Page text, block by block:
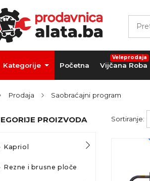
Kategorije Početna Vijčana Roba
Veleprodaja
Prodaja Saobraćajni program
PROIZVODA
Kapriol
Rezne i brusne ploče
Sortiranje: